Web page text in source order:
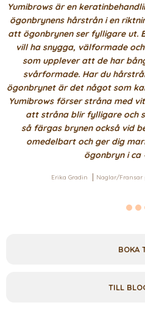
Yumibrows är en
ögonbrynens hårstrån i en
att ögonbrynen ser fylligare ut.
vill ha snygga, välformade
som upplever att de har
svårformade. Har du
ögonbrynet är det något som
Yumibrows förser stråna med
att stråna blir fylligare och
så färgas brynen också vid
omedelbart och ger dig
ögonbryn i ca
Erika Gradin Naglar/Fransar
BOKA
TILL